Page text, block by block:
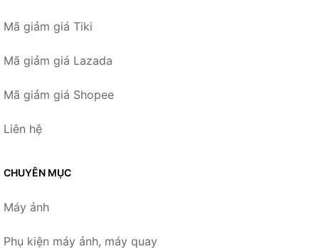
Mã giảm giá Tiki
Mã giảm giá Lazada
Mã giảm giá Shopee
Liên hệ
CHUYÊN MỤC
Máy ảnh
Phụ kiện máy ảnh, máy quay